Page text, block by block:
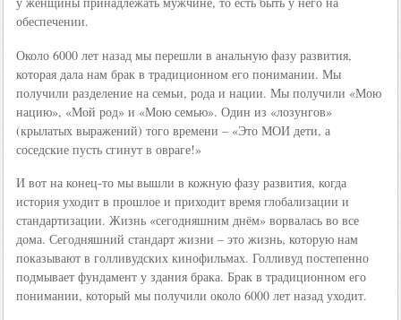
обеспечении.
Около 6000 лет назад мы перешли в анальную фазу развития,
которая дала нам брак в традиционном его понимании. Мы
получили разделение на семьи, рода и нации. Мы получили «Мою
нацию», «Мой род» и «Мою семью». Один из «лозунгов»
(крылатых выражений) того времени – «Это МОИ дети, а
соседские пусть сгинут в овраге!»
И вот на конец-то мы вышли в кожную фазу развития, когда
история уходит в прошлое и приходит время глобализации и
стандартизации. Жизнь «сегодняшним днём» ворвалась во все
дома. Сегодняшний стандарт жизни – это жизнь, которую нам
показывают в голливудских кинофильмах. Голливуд постепенно
подмывает фундамент у здания брака. Брак в традиционном его
понимании, который мы получили около 6000 лет назад уходит.